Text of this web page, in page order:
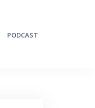
PODCAST